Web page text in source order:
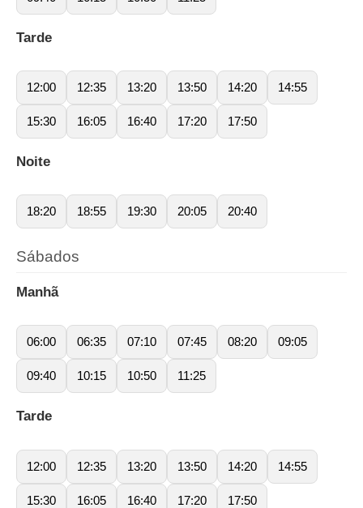
Tarde
12:00 12:35 13:20 13:50 14:20 14:55
15:30 16:05 16:40 17:20 17:50
Noite
18:20 18:55 19:30 20:05 20:40
Sábados
Manhã
06:00 06:35 07:10 07:45 08:20 09:05
09:40 10:15 10:50 11:25
Tarde
12:00 12:35 13:20 13:50 14:20 14:55
15:30 16:05 16:40 17:20 17:50